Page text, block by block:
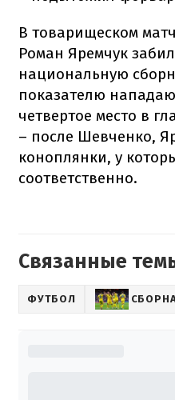
В товарищеском
Роман Яремчук
национальную
показателю
четвертое место в
– после Шевченко,
коноплянки, у
соответственно.
Связанные
ФУТБОЛ